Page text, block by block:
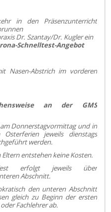
in den Präsenzunterricht
Dr. Szantay/Dr. Kugler ein
Schnelltest-Angebot
Nasen-Abstrich im vorderen
an der GMS
Donnerstagvormittag und in
jeweils dienstags
werden.
entstehen keine Kosten.
erfolgt jeweils über
Abschnitt.
den unteren Abschnitt
gleich zu Beginn der ersten
Fachlehrer ab.